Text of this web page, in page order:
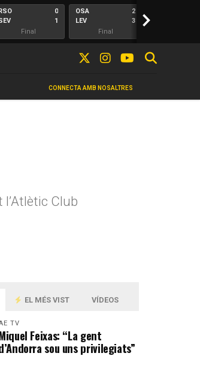
0
1
Final
OSA
LEV
2
3
Final
>
CONNECTA AMB NOSALTRES
Club
EL MÉS VIST VÍDEOS
TV
Feixas: “La gent
sou uns privilegiats”